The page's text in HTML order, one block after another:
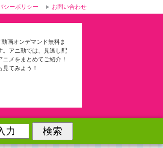
画オンデマンド無料ま
。アニ動では、見逃し配
メをまとめてご紹介！
てみよう！
シーポリシー お問い合わせ